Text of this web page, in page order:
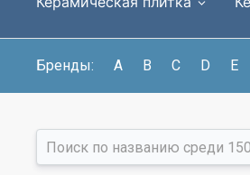
Бренды: A B C D E